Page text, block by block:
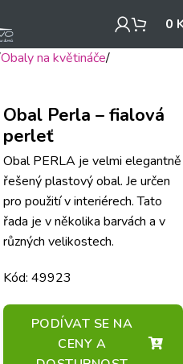
0
Obaly na květináče
Obal Perla – fialová
perleť
Obal PERLA je velmi elegantně
řešený plastový obal. Je určen
pro použití v interiérech. Tato
řada je v několika barvách a v
různých velikostech.
Kód: 49923
PODÍVAT SE NA
CENY A